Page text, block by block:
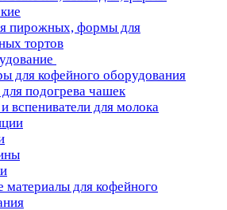
пирожных, формы для
тортов
для кофейного оборудования
подогрева чашек
вспениватели для молока
материалы для кофейного